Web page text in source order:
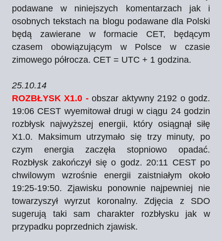
podawane w niniejszych komentarzach jak i
osobnych tekstach na blogu podawane dla Polski
będą zawierane w formacie CET, będącym
czasem obowiązującym w Polsce w czasie
zimowego półrocza. CET = UTC + 1 godzina.
25.10.14
ROZBŁYSK X1.0 -obszar aktywny 2192 o godz.
19:06 CEST wyemitował drugi w ciągu 24 godzin
rozbłysk najwyższej energii, który osiągnął siłę
X1.0. Maksimum utrzymało się trzy minuty, po
czym energia zaczęła stopniowo opadać.
Rozbłysk zakończył się o godz. 20:11 CEST po
chwilowym wzrośnie energii zaistniałym około
19:25-19:50. Zjawisku ponownie najpewniej nie
towarzyszył wyrzut koronalny. Zdjęcia z SDO
sugerują taki sam charakter rozbłysku jak w
przypadku poprzednich zjawisk.